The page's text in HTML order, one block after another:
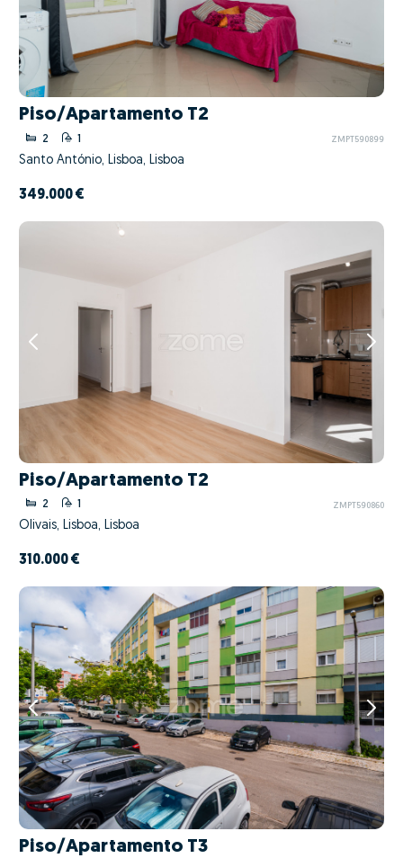
Piso/Apartamento T2
2 1 ZMPT590899
Santo António, Lisboa, Lisboa
349.000 €
Piso/Apartamento T2
2 1 ZMPT590860
Olivais, Lisboa, Lisboa
310.000 €
Piso/Apartamento T3